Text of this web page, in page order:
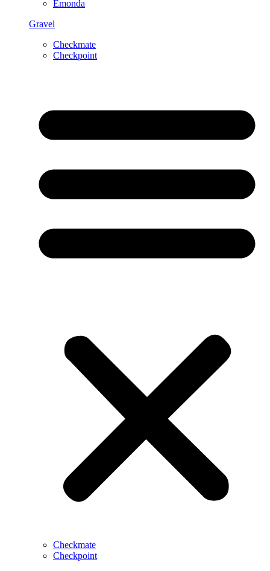
Emonda
Gravel
Checkmate
Checkpoint
Checkmate
Checkpoint